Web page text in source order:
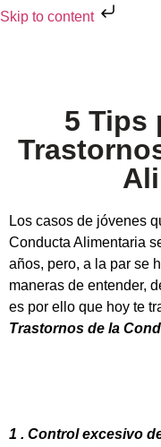
Skip to content
5 Tips
Los casos de jóvenes
Conducta Alimentaria
años, pero, a la par se
maneras de entender,
es por ello que hoy te
Trastornos de la
1 . Control excesivo